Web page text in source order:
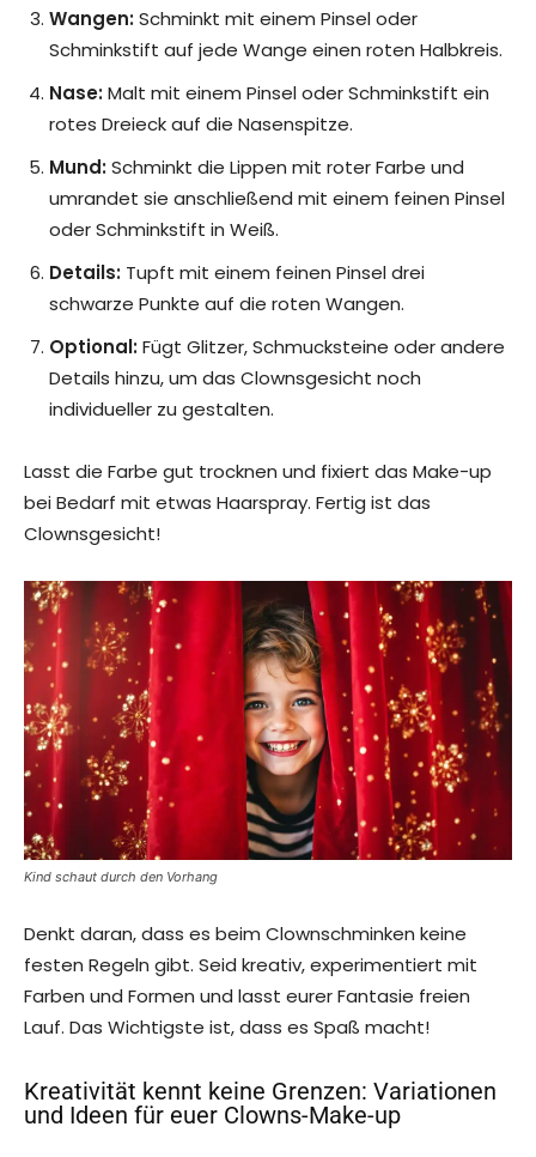
Wangen:Schminkt mit einem Pinsel oder
Schminkstift auf jede Wange einen roten Halbkreis.
Nase:Malt mit einem Pinsel oder Schminkstift ein
rotes Dreieck auf die Nasenspitze.
Mund:Schminkt die Lippen mit roter Farbe und
umrandet sie anschließend mit einem feinen Pinsel
oder Schminkstift in Weiß.
Details: Tupft mit einem feinen Pinsel drei
schwarze Punkte auf die roten Wangen.
Optional:Fügt Glitzer, Schmucksteine oder andere
Details hinzu, um das Clownsgesicht noch
individueller zu gestalten.
Lasst die Farbe gut trocknen und fixiert das Make-up
bei Bedarf mit etwas Haarspray. Fertig ist das
Clownsgesicht!
Kind schaut durch den Vorhang
Denkt daran, dass es beim Clownschminken keine
festen Regeln gibt. Seid kreativ, experimentiert mit
Farben und Formen und lasst eurer Fantasie freien
Lauf. Das Wichtigste ist, dass es Spaß macht!
Kreativität kennt keine Grenzen: Variationen
und Ideen für euer Clowns-Make-up